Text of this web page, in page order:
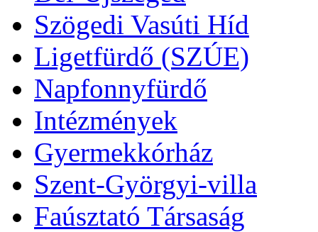
Szögedi Vasúti Híd
Ligetfürdő (SZÚE)
Napfonnyfürdő
Intézmények
Gyermekkórház
Szent-Györgyi-villa
Faúsztató Társaság